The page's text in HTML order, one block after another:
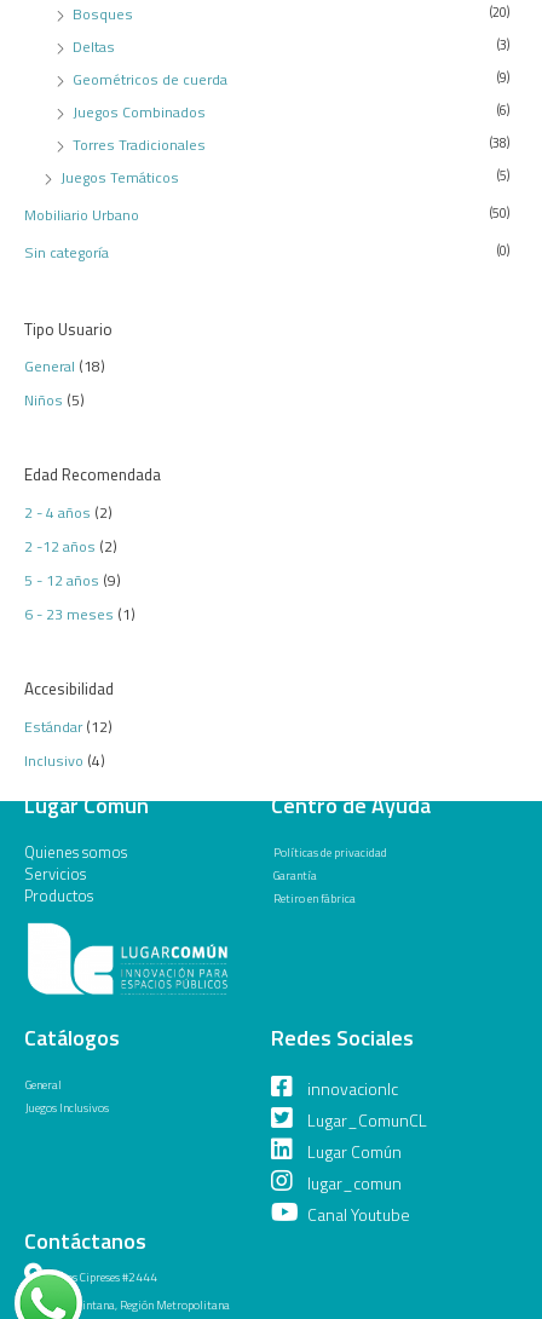
Bosques (20)
Deltas (3)
Geométricos de cuerda (9)
Juegos Combinados (6)
Torres Tradicionales (38)
Juegos Temáticos (5)
Mobiliario Urbano (50)
Sin categoría (0)
Tipo Usuario
General (18)
Niños (5)
Edad Recomendada
2 - 4 años (2)
2 -12 años (2)
5 - 12 años (9)
6 - 23 meses (1)
Accesibilidad
Estándar (12)
Inclusivo (4)
Lugar Común
Quienes somos
Servicios
Productos
Centro de Ayuda
Políticas de privacidad
Garantía
Retiro en fábrica
Catálogos
General
Juegos Inclusivos
Redes Sociales
innovacionlc
Lugar_ComunCL
Lugar Común
lugar_comun
Canal Youtube
Contáctanos
Los Cipreses #2444
La Pintana, Región Metropolitana